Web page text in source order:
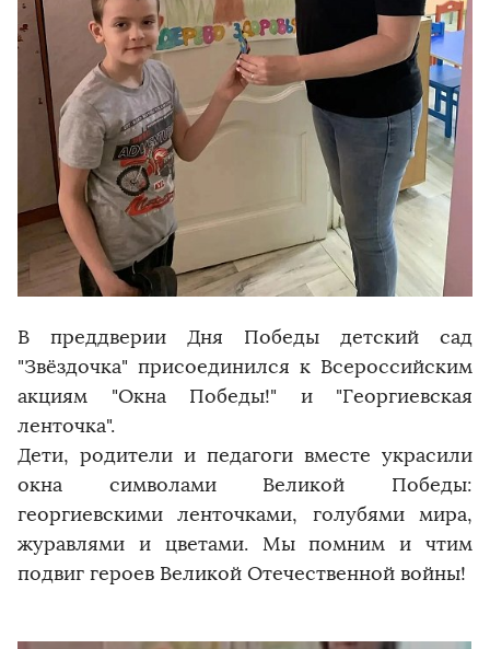
В преддверии Дня Победы детский сад
"Звёздочка" присоединился к Всероссийским
акциям "Окна Победы!" и "Георгиевская
ленточка".
Дети, родители и педагоги вместе украсили
окна символами Великой Победы:
георгиевскими ленточками, голубями мира,
журавлями и цветами. Мы помним и чтим
подвиг героев Великой Отечественной войны!